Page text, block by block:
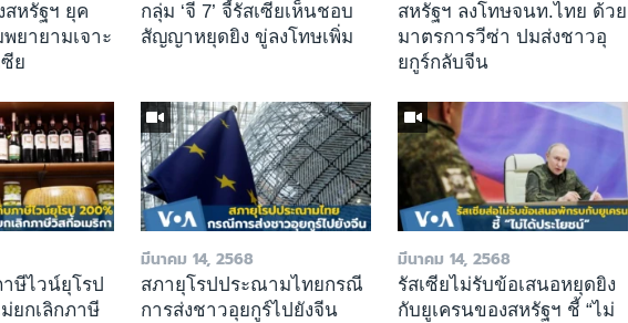
หรัฐฯ ยุค
ยายามเจาะ
ย
กลุ่ม ‘จี 7’ จี้รัสเซียเห็นชอบ
สัญญาหยุดยิง ขู่ลงโทษเพิ่ม
สหรัฐฯ ลงโทษจนท.ไทย ด้วย
มาตรการวีซ่า ปมส่งชาวอุ
ยกูร์กลับจีน
าษีไวน์ยุโรป
ยกเลิกภาษี
มีนาคม 14, 2568
สภายุโรปประณามไทยกรณี
การส่งชาวอุยกูร์ไปยังจีน
มีนาคม 14, 2568
รัสเซียไม่รับข้อเสนอหยุดยิง
กับยูเครนของสหรัฐฯ ชี้ “ไม่